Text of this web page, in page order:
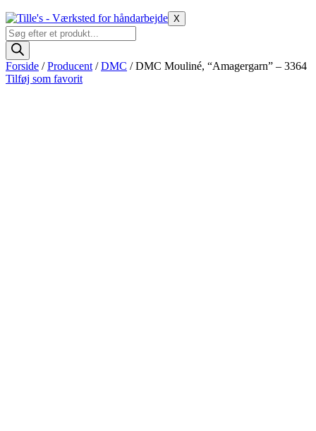
X
Products
search
Forside /Producent /DMC / DMC Mouliné, “Amagergarn” – 3364
Tilføj som favorit